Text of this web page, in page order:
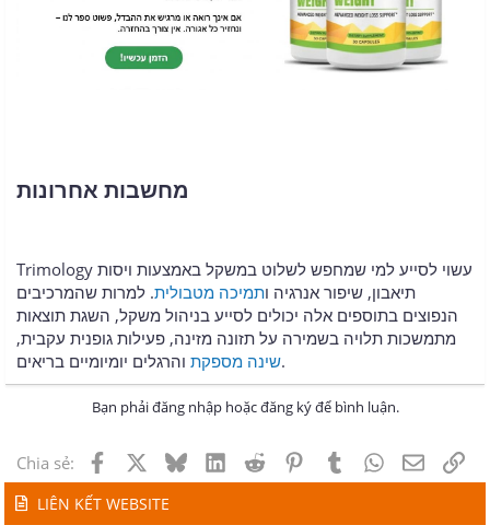
מחשבות אחרונות
Trimology עשוי לסייע למי שמחפש לשלוט במשקל באמצעות ויסות
תיאבון, שיפור אנרגיה ותמיכה מטבולית. למרות שהמרכיבים
הנפוצים בתוספים אלה יכולים לסייע בניהול משקל, השגת תוצאות
מתמשכות תלויה בשמירה על תזונה מזינה, פעילות גופנית עקבית,
שינה מספקתוהרגלים יומיומיים בריאים.
Bạn phải đăng nhập hoặc đăng ký để bình luận.
Chia sẻ: Facebook BlueskyLinkedInReddit PinterestTumblrWhatsApp
Email
LIÊN KẾT WEBSITE